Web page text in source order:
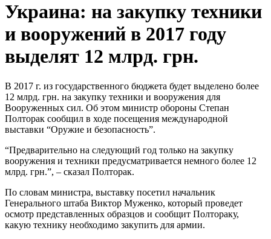
Украина: на закупку техники
и вооружений в 2017 году
выделят 12 млрд. грн.
В 2017 г. из государственного бюджета будет выделено более
12 млрд. грн. на закупку техники и вооружения для
Вооруженных сил. Об этом министр обороны Степан
Полторак сообщил в ходе посещения международной
выставки “Оружие и безопасность”.
“Предварительно на следующий год только на закупку
вооружения и техники предусматривается немного более 12
млрд. грн.”, – сказал Полторак.
По словам министра, выставку посетил начальник
Генерального штаба Виктор Муженко, который проведет
осмотр представленных образцов и сообщит Полтораку,
какую технику необходимо закупить для армии.